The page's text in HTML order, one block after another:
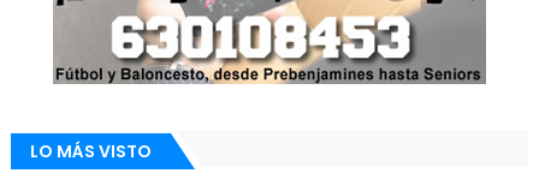
LO MÁS VISTO